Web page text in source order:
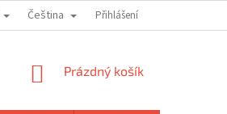
GDPR
Čeština Přihlášení
NÁKUPNÍ
Prázdný košík